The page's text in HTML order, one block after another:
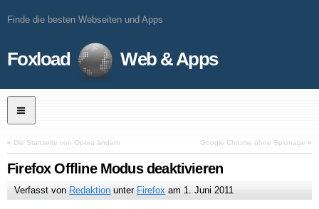
Finde die besten Webseiten und Apps
Foxload Web & Apps
« Die Startseite von Opera ändern Google Chrome ohne Spionage »
Firefox Offline Modus deaktivieren
Verfasst von Redaktion unter Firefox am 1. Juni 2011